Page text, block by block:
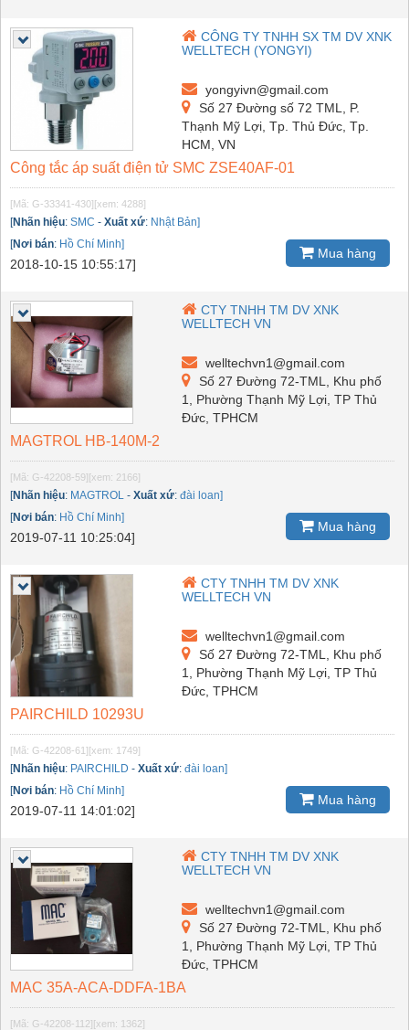
CÔNG TY TNHH SX TM DV XNK
WELLTECH (YONGYI)
yongyivn@gmail.com
Số 27 Đường số 72 TML, P.
Thạnh Mỹ Lợi, Tp. Thủ Đức, Tp.
HCM, VN
Công tắc áp suất điện tử SMC ZSE40AF-01
[Mã: G-33341-430][xem: 4288]
[Nhãn hiệu: SMC - Xuất xứ: Nhật Bản]
[Nơi bán: Hồ Chí Minh]
2018-10-15 10:55:17]
Mua hàng
CTY TNHH TM DV XNK
WELLTECH VN
welltechvn1@gmail.com
Số 27 Đường 72-TML, Khu phố
1, Phường Thạnh Mỹ Lợi, TP Thủ
Đức, TPHCM
MAGTROL HB-140M-2
[Mã: G-42208-59][xem: 2166]
[Nhãn hiệu: MAGTROL - Xuất xứ: đài loan]
[Nơi bán: Hồ Chí Minh]
2019-07-11 10:25:04]
Mua hàng
CTY TNHH TM DV XNK
WELLTECH VN
welltechvn1@gmail.com
Số 27 Đường 72-TML, Khu phố
1, Phường Thạnh Mỹ Lợi, TP Thủ
Đức, TPHCM
PAIRCHILD 10293U
[Mã: G-42208-61][xem: 1749]
[Nhãn hiệu: PAIRCHILD - Xuất xứ: đài loan]
[Nơi bán: Hồ Chí Minh]
2019-07-11 14:01:02]
Mua hàng
CTY TNHH TM DV XNK
WELLTECH VN
welltechvn1@gmail.com
Số 27 Đường 72-TML, Khu phố
1, Phường Thạnh Mỹ Lợi, TP Thủ
Đức, TPHCM
MAC 35A-ACA-DDFA-1BA
[Mã: G-42208-112][xem: 1362]